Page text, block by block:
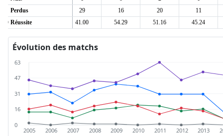
Perdus
29 16 20 11
Réussite
41.00 54.29 51.16 45.24
Évolution des matchs
63
47
31
16
0
2005 2006 2007 2008 2009 2010 2011 2012 2013